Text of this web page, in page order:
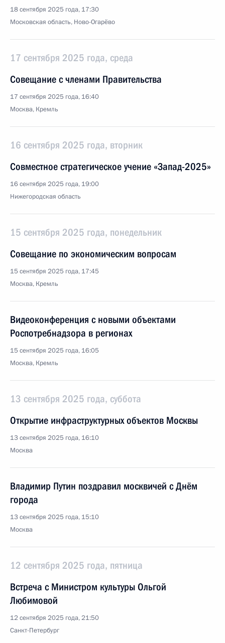
18 сентября 2025 года, 17:30
Московская область, Ново-Огарёво
17 сентября 2025 года, среда
Совещание с членами Правительства
17 сентября 2025 года, 16:40
Москва, Кремль
16 сентября 2025 года, вторник
Совместное стратегическое учение «Запад-2025»
16 сентября 2025 года, 19:00
Нижегородская область
15 сентября 2025 года, понедельник
Совещание по экономическим вопросам
15 сентября 2025 года, 17:45
Москва, Кремль
Видеоконференция с новыми объектами
Роспотребнадзора в регионах
15 сентября 2025 года, 16:05
Москва, Кремль
13 сентября 2025 года, суббота
Открытие инфраструктурных объектов Москвы
13 сентября 2025 года, 16:10
Москва
Владимир Путин поздравил москвичей с Днём
города
13 сентября 2025 года, 15:10
Москва
12 сентября 2025 года, пятница
Встреча с Министром культуры Ольгой
Любимовой
12 сентября 2025 года, 21:50
Санкт-Петербург